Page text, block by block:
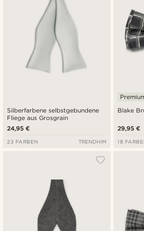
Silberfarbene selbstgebundene
Fliege aus Grosgrain
24,95 €
23 FARBEN TRENDHIM
Blake
29,95 €
18